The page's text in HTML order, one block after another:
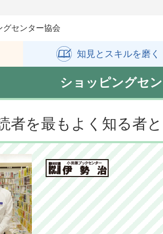
グセンター協会
知見と スキルを磨く
ショッピングセ
者を最もよく知る者